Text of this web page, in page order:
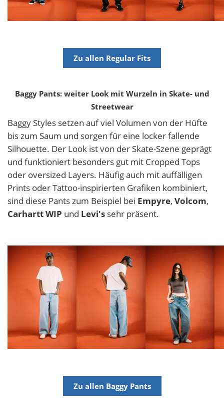
Zu allen Regular Fits
Baggy Pants: weiter Look mit Wurzeln in Skate- und
Streetwear
Baggy Styles setzen auf viel Volumen von der Hüfte
bis zum Saum und sorgen für eine locker fallende
Silhouette. Der Look ist von der Skate-Szene geprägt
und funktioniert besonders gut mit Cropped Tops
oder oversized Layers. Häufig auch mit auffälligen
Prints oder Tattoo-inspirierten Grafiken kombiniert,
sind diese Pants zum Beispiel bei Empyre, Volcom,
Carhartt WIP und Levi's sehr präsent.
Zu allen Baggy Pants